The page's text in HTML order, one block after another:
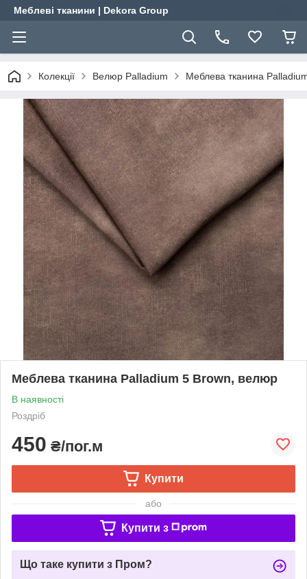
Меблеві тканини | Dekora Group
Колекції Велюр Palladium Меблева тканина
Меблева тканина Palladium 5 Brown, велюр
В наявності
Роздріб
450 ₴/пог.м
Купити
або
Купити з
Що таке купити з Пром?